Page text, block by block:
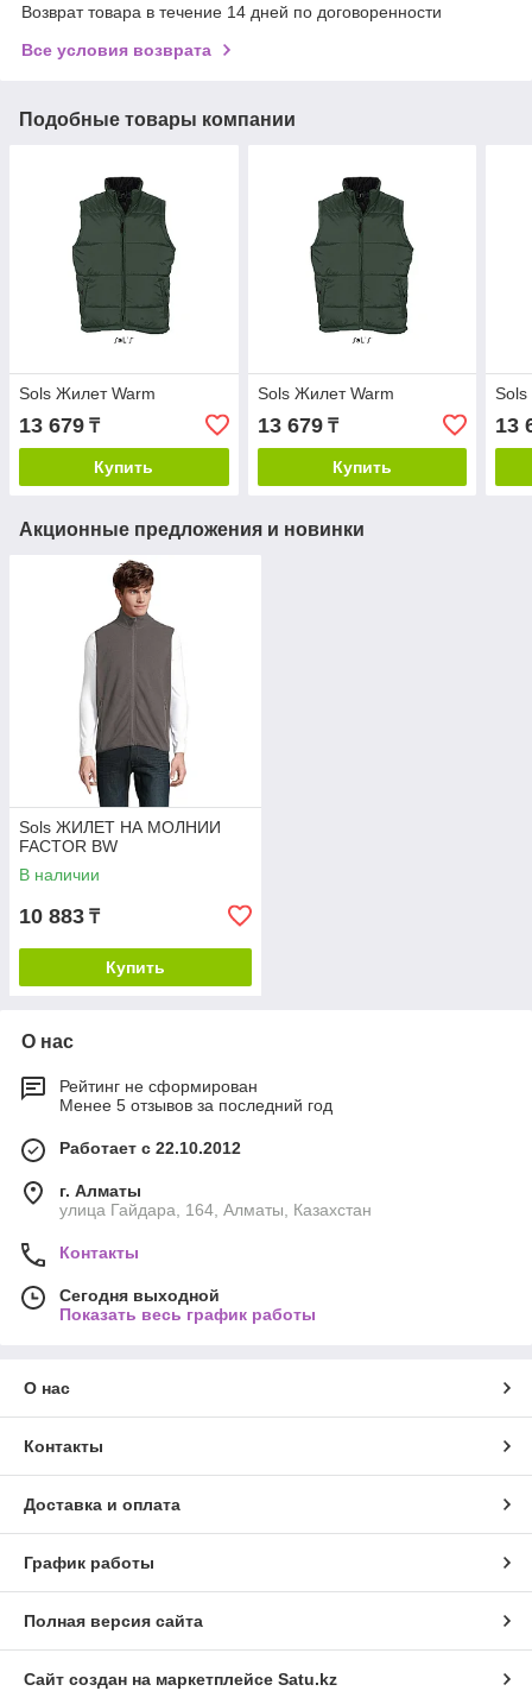
Возврат товара в течение 14 дней по договоренности
Все условия возврата
Подобные товары компании
Sols Жилет Warm
13 679 ₸
Купить
Sols Жилет Warm
13 679₸
Купить
13
Акционные предложения и новинки
Sols ЖИЛЕТ НА МОЛНИИ
FACTOR BW
В наличии
10 883 ₸
Купить
О нас
Рейтинг не сформирован
Менее 5 отзывов за последний год
Работает с 22.10.2012
г. Алматы
улица Гайдара, 164, Алматы, Казахстан
Контакты
Сегодня выходной
Показать весь график работы
О нас
Контакты
Доставка и оплата
График работы
Полная версия сайта
Сайт создан на маркетплейсе Satu.kz